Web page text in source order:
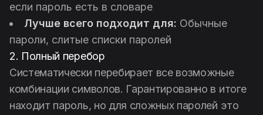
если пароль есть в словаре
Лучше всего подходит для: Обычные
пароли, слитые списки паролей
2. Полный перебор
Систематически перебирает все возможные
комбинации символов. Гарантированно в итоге
находит пароль, но для сложных паролей это